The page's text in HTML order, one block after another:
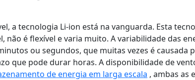
a tecnologia Li-ion está na vanguarda. Esta
é flexível e varia muito. A variabilidade das
ou segundos, que muitas vezes é
que pode durar horas. A disponibilidade de
de energia em larga escala , ambas as